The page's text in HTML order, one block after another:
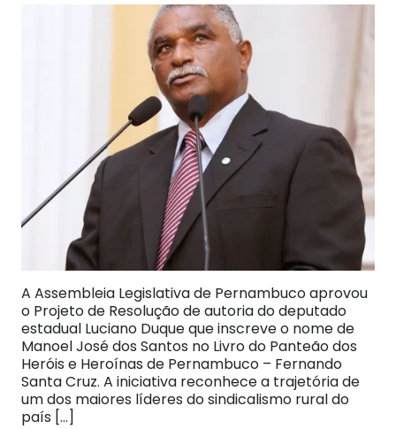
A Assembleia Legislativa de Pernambuco aprovou
o Projeto de Resolução de autoria do deputado
estadual Luciano Duque que inscreve o nome de
Manoel José dos Santos no Livro do Panteão dos
Heróis e Heroínas de Pernambuco – Fernando
Santa Cruz. A iniciativa reconhece a trajetória de
um dos maiores líderes do sindicalismo rural do
país […]